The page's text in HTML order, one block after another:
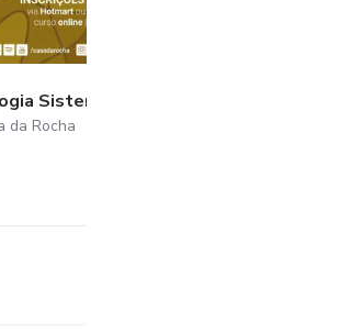
Sistemática
da Rocha